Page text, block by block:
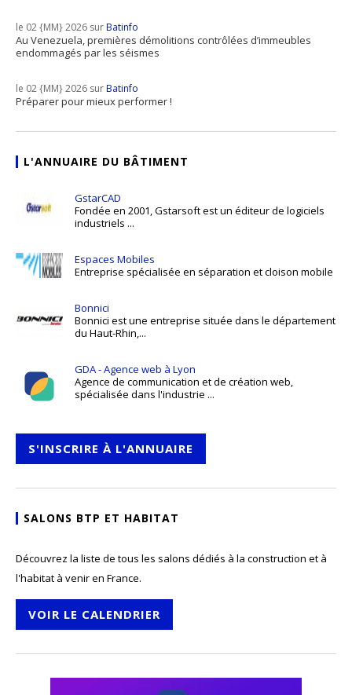
le 02 {MM} 2026 surBatinfo
Au Venezuela, premières démolitions contrôlées d’immeubles
endommagés par les séismes
le 02 {MM} 2026 surBatinfo
Préparer pour mieux performer !
L'ANNUAIRE DU BÂTIMENT
GstarCAD
Fondée en 2001, Gstarsoft est un éditeur de logiciels
industriels ...
Espaces Mobiles
Entreprise spécialisée en séparation et cloison mobile
Bonnici
Bonnici est une entreprise située dans le département
du Haut-Rhin,...
GDA - Agence web à Lyon
Agence de communication et de création web,
spécialisée dans l'industrie ...
S'INSCRIRE À L'ANNUAIRE
SALONS BTP ET HABITAT
Découvrez la liste de tous les salons dédiés à la construction et à
l'habitat à venir en France.
VOIR LE CALENDRIER